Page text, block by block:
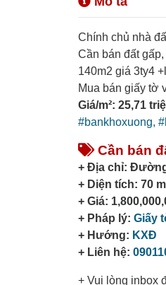
Chính chủ nhà
Cần bán đất
140m2 giá 3ty4
Mua bán giấy tờ
Giá/m²: 25,71
#bankhoxuong,
Cần bán
+ Địa chỉ:
+ Diện tích: 70
+ Giá:
+ Pháp lý: Giấy
+ Hướng: KXĐ
+ Liên hệ:
+ Vui lòng inbox